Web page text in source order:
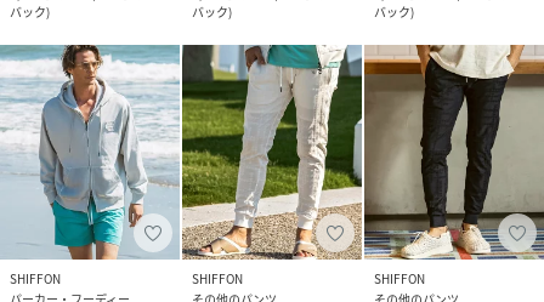
バック)
バック)
バック)
SHIFFON
SHIFFON
SHIFFON